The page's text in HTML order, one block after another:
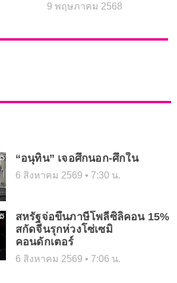
9 พฤษภาคม 2568
“อนุทิน” เจอศึกนอก-ศึกใน
6 สิงหาคม 2569 7:30 น.
สหรัฐจ่อขึ้นภาษีโพลีซิลิคอน 15%
สกัดจีนรุกห่วงโซ่เซมิ
คอนดักเตอร์
6 สิงหาคม 2569 7:06 น.